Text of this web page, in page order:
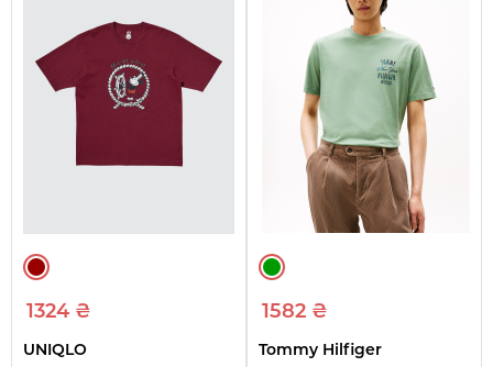
1324 ₴
UNIQLO
1582 ₴
Tommy Hilfiger